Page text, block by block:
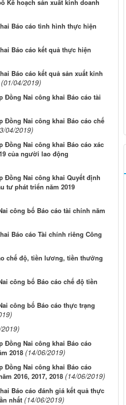
Kế hoạch sản xuất kinh doanh
Báo cáo tình hình thực hiện
Báo cáo kết quả thực hiện
Báo cáo kết quả sản xuất kinh
(01/04/2019)
Đồng Nai công khai Báo cáo tài
Đồng Nai công khai Báo cáo chế
04/2019)
Đồng Nai công khai Báo cáo xác
của người lao động
Đồng Nai công khai Quyết định
tư phát triển năm 2019
công bố Báo cáo tài chính năm
Báo cáo Tài chính riêng Công
chế độ, tiền lương, tiền thưởng
công bố Báo cáo chế độ tiền
công bố Báo cáo thực trạng
Đồng Nai công khai Báo cáo
2018 (14/06/2019)
Đồng Nai công khai Báo cáo
2016, 2017, 2018 (14/06/2019)
Báo cáo đánh giá kết quả thực
nhất (14/06/2019)